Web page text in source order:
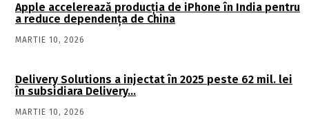
Apple accelerează producția de iPhone în India pentru
a reduce dependența de China
MARTIE 10, 2026
Delivery Solutions a injectat în 2025 peste 62 mil. lei
în subsidiara Delivery…
MARTIE 10, 2026